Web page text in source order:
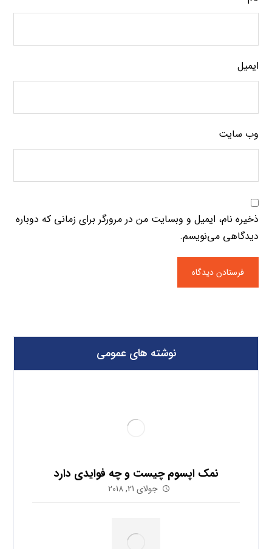
ایمیل
وب‌ سایت
ذخیره نام، ایمیل و وبسایت من در مرورگر برای زمانی که دوباره
دیدگاهی می‌نویسم.
نوشته های عمومی
نمک اپسوم چیست و چه فوایدی دارد
جولای 21, 2018